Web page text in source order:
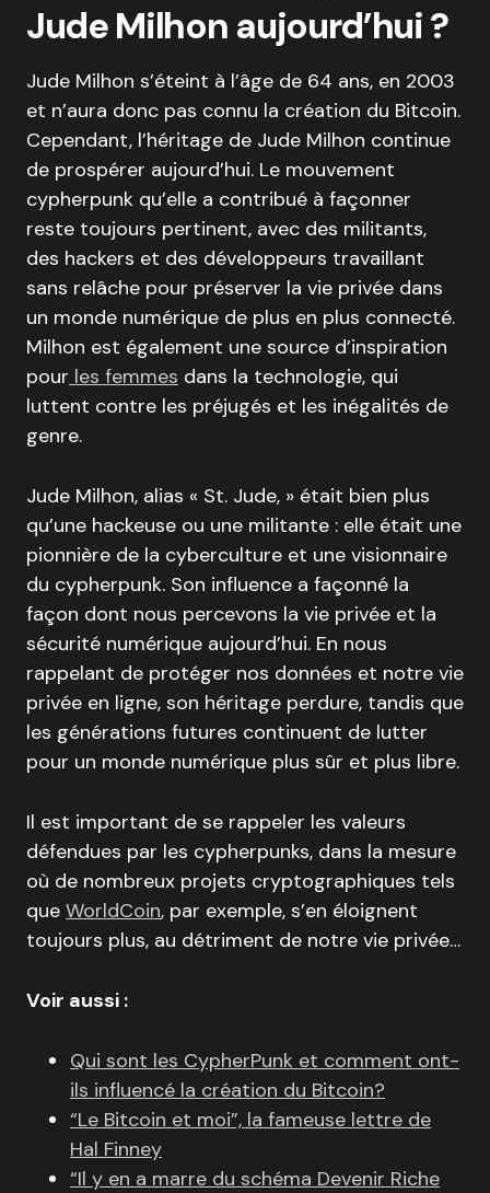
Jude Milhon aujourd’hui ?
Jude Milhon s’éteint à l’âge de 64 ans, en 2003
et n’aura donc pas connu la création du Bitcoin.
Cependant, l’héritage de Jude Milhon continue
de prospérer aujourd’hui. Le mouvement
cypherpunk qu’elle a contribué à façonner
reste toujours pertinent, avec des militants,
des hackers et des développeurs travaillant
sans relâche pour préserver la vie privée dans
un monde numérique de plus en plus connecté.
Milhon est également une source d’inspiration
pour les femmes dans la technologie, qui
luttent contre les préjugés et les inégalités de
genre.
Jude Milhon, alias « St. Jude, » était bien plus
qu’une hackeuse ou une militante : elle était une
pionnière de la cyberculture et une visionnaire
du cypherpunk. Son influence a façonné la
façon dont nous percevons la vie privée et la
sécurité numérique aujourd’hui. En nous
rappelant de protéger nos données et notre vie
privée en ligne, son héritage perdure, tandis que
les générations futures continuent de lutter
pour un monde numérique plus sûr et plus libre.
Il est important de se rappeler les valeurs
défendues par les cypherpunks, dans la mesure
où de nombreux projets cryptographiques tels
que WorldCoin, par exemple, s’en éloignent
toujours plus, au détriment de notre vie privée…
Voir aussi :
Qui sont les CypherPunk et comment ont-
ils influencé la création du Bitcoin?
“Le Bitcoin et moi”, la fameuse lettre de
Hal Finney
“Il y en a marre du schéma Devenir Riche